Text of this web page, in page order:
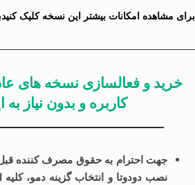
برای مشاهده امکانات بیشتر این نسخه کلیک کنید
خرید و فعالسازی نسخه های
کاربره و بدون نیاز به
جهت احترام به حقوق مصرف کننده قبل
نصب دودوتا و انتخاب گزینه دمو، کلیه